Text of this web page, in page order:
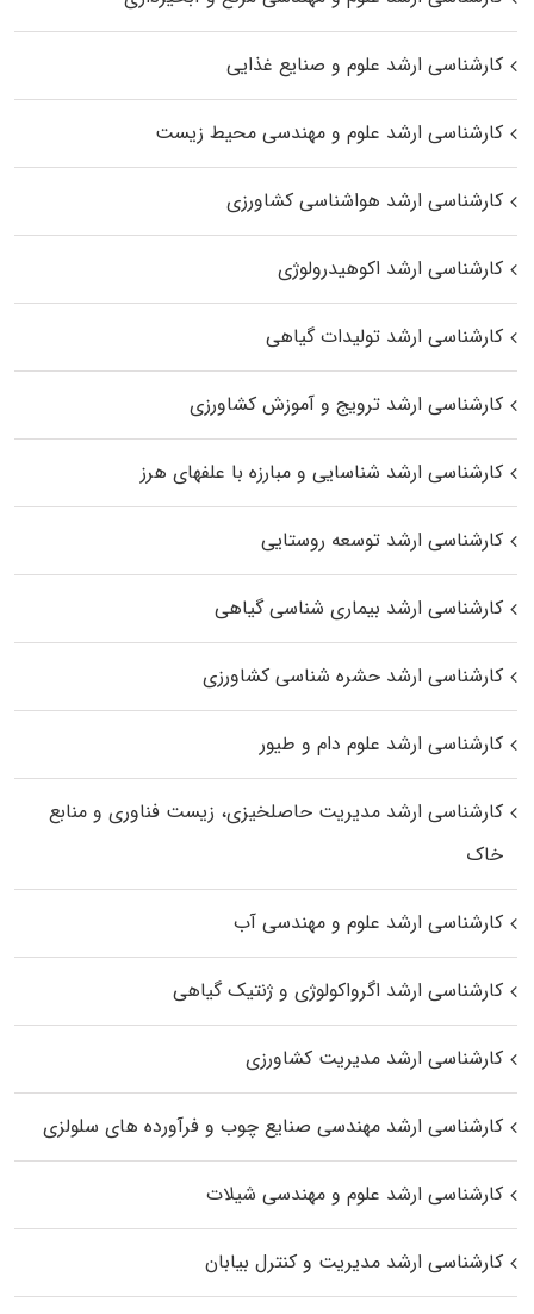
کارشناسی ارشد علوم و صنایع غذایی
کارشناسی ارشد علوم و مهندسی محیط زیست
کارشناسی ارشد هواشناسی کشاورزی
کارشناسی ارشد اکوهیدرولوژی
کارشناسی ارشد تولیدات گیاهی
کارشناسی ارشد ترویج و آموزش کشاورزی
کارشناسی ارشد شناسایی و مبارزه با علفهای هرز
کارشناسی ارشد توسعه روستایی
کارشناسی ارشد بیماری‌ شناسی گیاهی
کارشناسی ارشد حشره‌ شناسی کشاورزی
کارشناسی ارشد علوم دام و طیور
کارشناسی ارشد مدیریت حاصلخیزی، زیست فناوری و منابع
خاک
کارشناسی ارشد علوم و مهندسی آب
کارشناسی ارشد اگرواکولوژی و ژنتیک گیاهی
کارشناسی ارشد مدیریت کشاورزی
کارشناسی ارشد مهندسی صنایع چوب و فرآورده‌ های سلولزی
کارشناسی ارشد علوم و مهندسی شیلات
کارشناسی ارشد مدیریت و کنترل بیابان